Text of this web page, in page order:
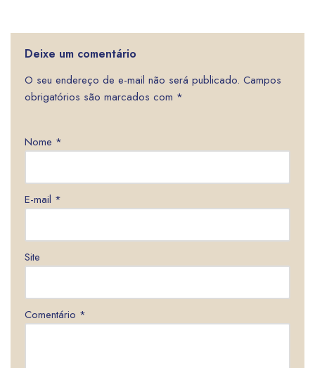
Deixe um comentário
O seu endereço de e-mail não será publicado. Campos
obrigatórios são marcados com *
Nome *
E-mail *
Site
Comentário *